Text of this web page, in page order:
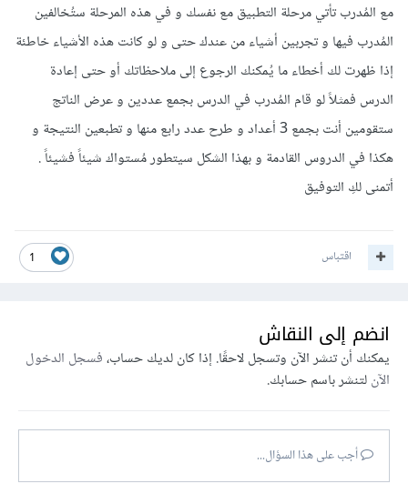
مع المُدرب تأتي مرحلة التطبيق مع نفسك و في هذه المرحلة ستُخالفين
المُدرب فيها و تجربين أشياء من عندك حتى و لو كانت هذه الأشياء خاطئة
إذا ظهرت لك أخطاء ما يُمكنك الرجوع إلى ملاحظاتك أو حتى إعادة
الدرس فمثلاً لو قام المُدرب في الدرس بجمع عددين و عرض الناتج
ستقومين أنت بجمع 3 أعداد و طرح عدد رابع منها و تطبعين النتيجة و
هكذا في الدروس القادمة و بهذا الشكل سيتطور مُستواك شيئاً فشيئاً .
أتمنى لكِ التوفيق
1 اقتباس
انضم إلى النقاش
يمكنك أن تنشر الآن وتسجل لاحقًا. إذا كان لديك حساب،فسجل الدخول
الآنلتنشر باسم حسابك.
أجب على هذا السؤال...